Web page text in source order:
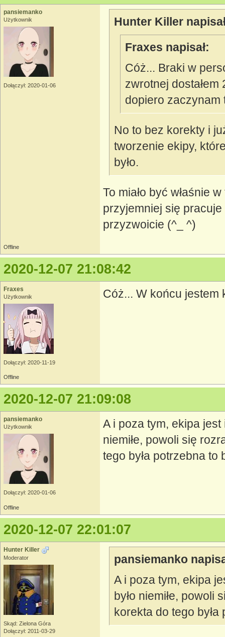
pansiemanko
Użytkownik
Dołączył: 2020-01-06
Hunter Killer
Fraxes napisał:
Cóż... Braki w
zwrotnej
dopiero zaczynam
No to bez korekty i
tworzenie ekipy,
było.
To miało być właśnie
przyjemniej się pracuje
przyzwoicie (^_ ^)
Offline
2020-12-07 21:08:42
Fraxes
Użytkownik
Dołączył: 2020-11-19
Cóż... W końcu
Offline
2020-12-07 21:09:08
pansiemanko
Użytkownik
Dołączył: 2020-01-06
A i poza tym, ekipa
niemiłe, powoli się
tego była potrzebna to
Offline
2020-12-07 22:01:07
Hunter Killer
Moderator
Skąd: Zielona Góra
Dołączył: 2011-03-29
pansiemanko
A i poza tym, ekipa
było niemiłe,
korekta do tego